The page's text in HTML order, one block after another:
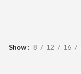
Show 8 12 16